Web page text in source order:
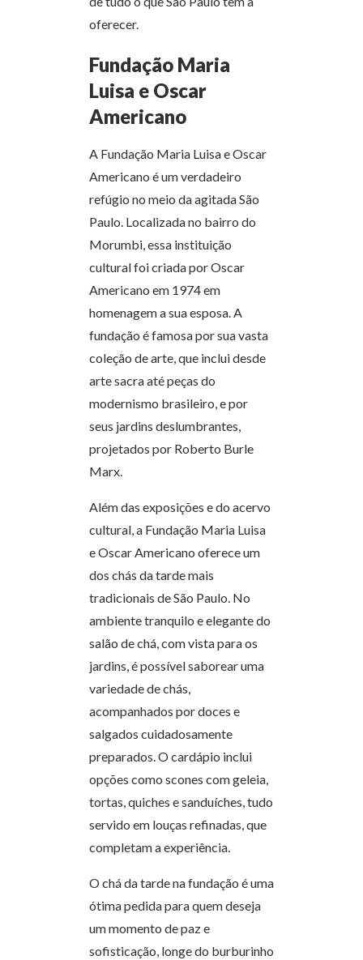
oferecer.
Fundação Maria
Luisa e Oscar
Americano
A Fundação Maria Luisa e Oscar
Americano é um verdadeiro
refúgio no meio da agitada São
Paulo. Localizada no bairro do
Morumbi, essa instituição
cultural foi criada por Oscar
Americano em 1974 em
homenagem a sua esposa. A
fundação é famosa por sua vasta
coleção de arte, que inclui desde
arte sacra até peças do
modernismo brasileiro, e por
seus jardins deslumbrantes,
projetados por Roberto Burle
Marx.
Além das exposições e do acervo
cultural, a Fundação Maria Luisa
e Oscar Americano oferece um
dos chás da tarde mais
tradicionais de São Paulo. No
ambiente tranquilo e elegante do
salão de chá, com vista para os
jardins, é possível saborear uma
variedade de chás,
acompanhados por doces e
salgados cuidadosamente
preparados. O cardápio inclui
opções como scones com geleia,
tortas, quiches e sanduíches, tudo
servido em louças refinadas, que
completam a experiência.
O chá da tarde na fundação é uma
ótima pedida para quem deseja
um momento de paz e
sofisticação, longe do burburinho